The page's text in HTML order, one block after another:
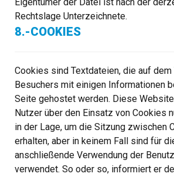
Rechtslage Unterzeichnete.
8.-COOKIES
Cookies sind Textdateien, die auf dem
Besuchers mit einigen Informationen
Seite gehostet werden. Diese
Nutzer über den Einsatz von Cookies
in der Lage, um die Sitzung zwischen
erhalten, aber in keinem Fall sind für
anschließende Verwendung der
verwendet. So oder so, informiert er